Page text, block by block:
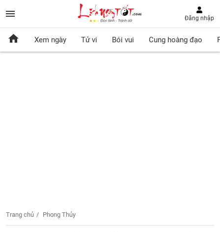
Đăng nhập
Xem ngày Tử vi Bói vui Cung hoàng đạo
Trang chủ Phong Thủy